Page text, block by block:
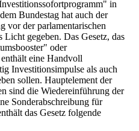
in
Bundestag hat auch der
vor der parlamentarischen
Licht gegeben. Das Gesetz, das
oder
eine Handvoll
Investitionsimpulse als auch
sollen. Hauptelement der
sind die Wiedereinführung der
Sonderabschreibung für
das Gesetz folgende